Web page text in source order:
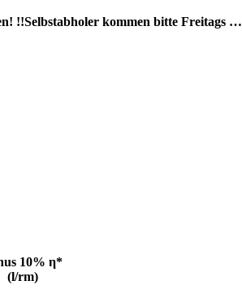
!!Selbstabholer kommen bitte Freitags …
10% η*
(l/rm)